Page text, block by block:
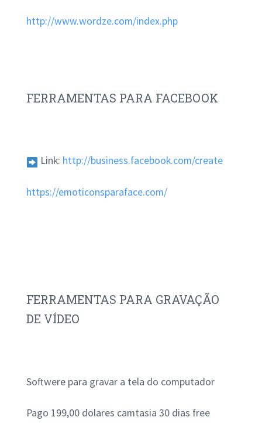
http://www.wordze.com/index.php
FERRAMENTAS PARA FACEBOOK
Link: http://business.facebook.com/create
https://emoticonsparaface.com/
FERRAMENTAS PARA GRAVAÇÃO
DE VÍDEO
Softwere para gravar a tela do computador
Pago 199,00 dolares camtasia 30 dias free